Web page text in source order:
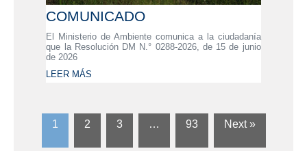
COMUNICADO
El Ministerio de Ambiente comunica a la ciudadanía
que la Resolución DM N.° 0288-2026, de 15 de junio
de 2026
LEER MÁS
1 2 3 … 93 Next »